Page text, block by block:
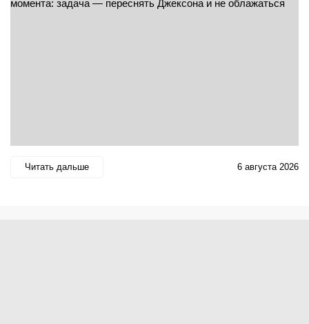
Читать дальше 6 августа 2026